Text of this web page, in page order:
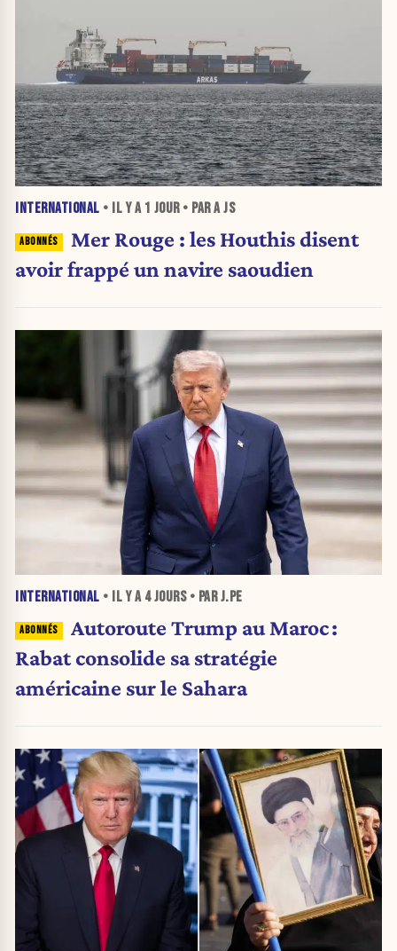
INTERNATIONAL • IL Y A 1 JOUR• PAR A JS
Mer Rouge : les Houthis disent
avoir frappé un navire saoudien
INTERNATIONAL • IL Y A 4 JOURS• PAR J.PE
Autoroute Trump au Maroc :
Rabat consolide sa stratégie
américaine sur le Sahara